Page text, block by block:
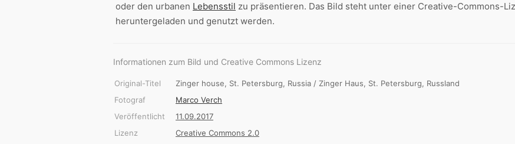
oder den urbanen Lebensstil zu präsentieren. Das Bild steht unter einer Creative-Commons-
heruntergeladen und genutzt werden.
Informationen zum Bild und Creative Commons Lizenz
Original-Titel
Zinger house, St. Petersburg, Russia / Zinger Haus, St. Petersburg, Russland
Fotograf
Marco Verch
Veröffentlicht
11.09.2017
Lizenz
Creative Commons 2.0